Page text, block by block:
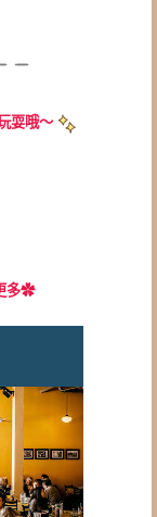
耍哦～
多✿